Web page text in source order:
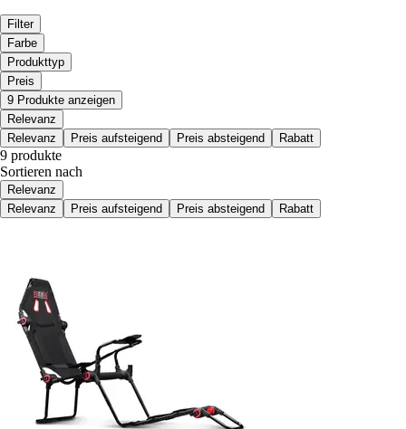
Filter
Farbe
Produkttyp
Preis
9 Produkte anzeigen
Relevanz
Relevanz
Preis aufsteigend Preis absteigend Rabatt
9 produkte
Sortieren nach
Relevanz
Relevanz
Preis aufsteigend Preis absteigend Rabatt